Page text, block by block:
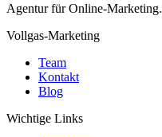
Agentur für Online-Marketing.
Vollgas-Marketing
Team
Kontakt
Blog
Wichtige Links